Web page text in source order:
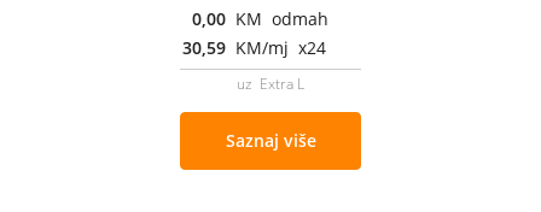
0,00 KM odmah
30,59 KM/mj x24
uz Extra L
Saznaj više